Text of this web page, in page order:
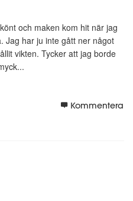
och maken kom hit när jag
Jag har ju inte gått ner något
vikten. Tycker att jag borde
Kommentera